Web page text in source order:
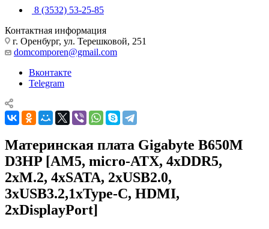
8 (3532) 53-25-85
Контактная информация
г. Оренбург, ул. Терешковой, 251
domcomporen@gmail.com
Вконтакте
Telegram
Материнская плата Gigabyte B650M
D3HP [AM5, micro-ATX, 4xDDR5,
2xM.2, 4xSATA, 2xUSB2.0,
3xUSB3.2,1xType-C, HDMI,
2xDisplayPort]